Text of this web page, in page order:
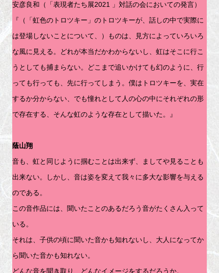
安彦良和（「表現者たち展2021 」対話の会においての発言）
『（「虹色のトロツキー」のトロツキーが、話しの中で実際に
は登場しないことについて、）ものは、見方によっていろいろ
な風に見える。どれが本当だかわからないし、虹はそこに行こ
うとしても捕まらない。どこまで追いかけても幻のように、行
っても行っても、先に行ってしまう。僕はトロツキーを、実在
するか分からない、でも憧れとして人の心の中にそれぞれの形
で存在する、そんな虹のような存在として描いた。』
蔭山翔
音も、虹と同じように掴むことは出来ず、ましてや見ることも
出来ない。しかし、音は姿を変えて我々に多大な影響を与える
のである。
この音作品には、聞いたことのあるだろう音がたくさん入って
いる。
それは、子供の頃に聞いた音かも知れないし、大人になってか
ら聞いた音かも知れない。
どんな音を聞き取り、どんなイメージをするだろうか。